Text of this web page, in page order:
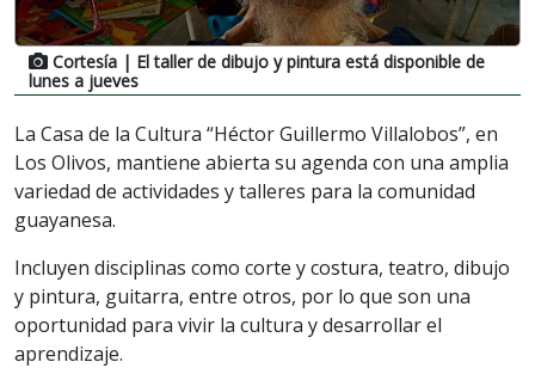
Cortesía | El taller de dibujo y pintura está disponible de
lunes a jueves
La Casa de la Cultura “Héctor Guillermo Villalobos”, en
Los Olivos, mantiene abierta su agenda con una amplia
variedad de actividades y talleres para la comunidad
guayanesa.
Incluyen disciplinas como corte y costura, teatro, dibujo
y pintura, guitarra, entre otros, por lo que son una
oportunidad para vivir la cultura y desarrollar el
aprendizaje.